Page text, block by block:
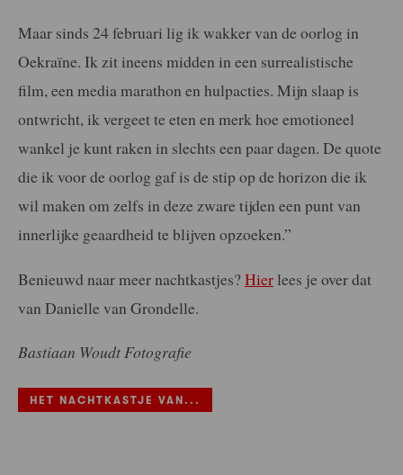
Maar sinds 24 februari lig ik wakker van de oorlog in
Oekraïne. Ik zit ineens midden in een surrealistische
film, een media marathon en hulpacties. Mijn slaap is
ontwricht, ik vergeet te eten en merk hoe emotioneel
wankel je kunt raken in slechts een paar dagen. De quote
die ik voor de oorlog gaf is de stip op de horizon die ik
wil maken om zelfs in deze zware tijden een punt van
innerlijke geaardheid te blijven opzoeken.”
Benieuwd naar meer nachtkastjes?Hier lees je over dat
van Danielle van Grondelle.
Bastiaan Woudt Fotografie
HET NACHTKASTJE VAN...